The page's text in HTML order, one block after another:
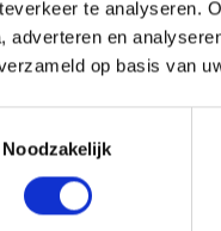
te analyseren.
adverteren en
op basis van
Noodzakelijk